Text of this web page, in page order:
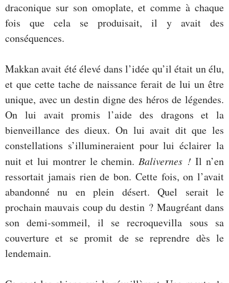
draconique sur son omoplate, et comme à chaque
fois que cela se produisait, il y avait des
conséquences.
Makkan avait été élevé dans l’idée qu’il était un élu,
et que cette tache de naissance ferait de lui un être
unique, avec un destin digne des héros de légendes.
On lui avait promis l’aide des dragons et la
bienveillance des dieux. On lui avait dit que les
constellations s’illumineraient pour lui éclairer la
nuit et lui montrer le chemin.Balivernes !Il n’en
ressortait jamais rien de bon. Cette fois, on l’avait
abandonné nu en plein désert. Quel serait le
prochain mauvais coup du destin ? Maugréant dans
son demi-sommeil, il se recroquevilla sous sa
couverture et se promit de se reprendre dès le
lendemain.